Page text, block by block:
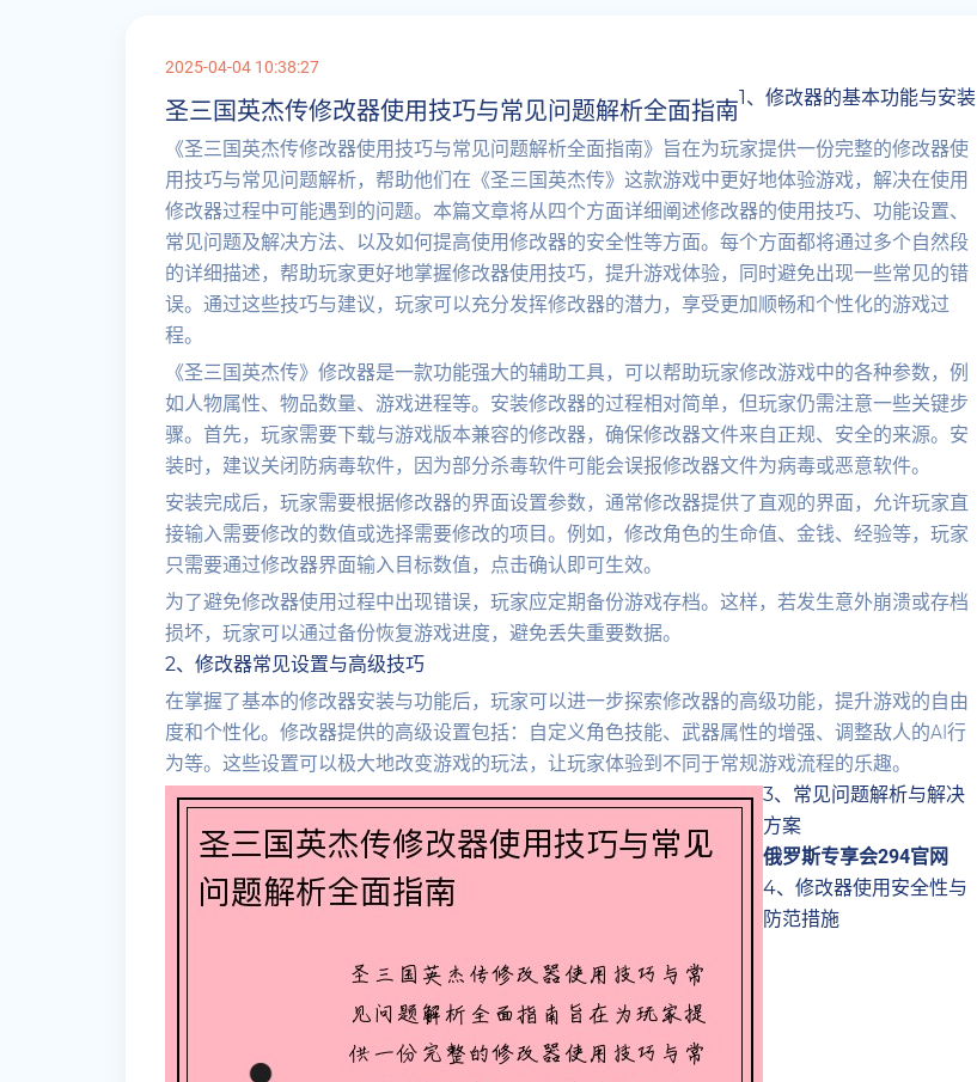
2025-04-04 10:38:27
圣三国英杰传修改器使用技巧与常见问题解析全面指南
《圣三国英杰传修改器使用技巧与常见问题解析全面指南》旨在为玩家提供一份完整的修改器使
用技巧与常见问题解析，帮助他们在《圣三国英杰传》这款游戏中更好地体验游戏，解决在使用
修改器过程中可能遇到的问题。本篇文章将从四个方面详细阐述修改器的使用技巧、功能设置、
常见问题及解决方法、以及如何提高使用修改器的安全性等方面。每个方面都将通过多个自然段
的详细描述，帮助玩家更好地掌握修改器使用技巧，提升游戏体验，同时避免出现一些常见的错
误。通过这些技巧与建议，玩家可以充分发挥修改器的潜力，享受更加顺畅和个性化的游戏过
程。
1、修改器的基本功能与安装
《圣三国英杰传》修改器是一款功能强大的辅助工具，可以帮助玩家修改游戏中的各种参数，例
如人物属性、物品数量、游戏进程等。安装修改器的过程相对简单，但玩家仍需注意一些关键步
骤。首先，玩家需要下载与游戏版本兼容的修改器，确保修改器文件来自正规、安全的来源。安
装时，建议关闭防病毒软件，因为部分杀毒软件可能会误报修改器文件为病毒或恶意软件。
安装完成后，玩家需要根据修改器的界面设置参数，通常修改器提供了直观的界面，允许玩家直
接输入需要修改的数值或选择需要修改的项目。例如，修改角色的生命值、金钱、经验等，玩家
只需要通过修改器界面输入目标数值，点击确认即可生效。
为了避免修改器使用过程中出现错误，玩家应定期备份游戏存档。这样，若发生意外崩溃或存档
损坏，玩家可以通过备份恢复游戏进度，避免丢失重要数据。
2、修改器常见设置与高级技巧
在掌握了基本的修改器安装与功能后，玩家可以进一步探索修改器的高级功能，提升游戏的自由
度和个性化。修改器提供的高级设置包括：自定义角色技能、武器属性的增强、调整敌人的AI行
为等。这些设置可以极大地改变游戏的玩法，让玩家体验到不同于常规游戏流程的乐趣。
3、常见问题解析与解决
方案
俄罗斯专享会294官网
4、修改器使用安全性与
防范措施